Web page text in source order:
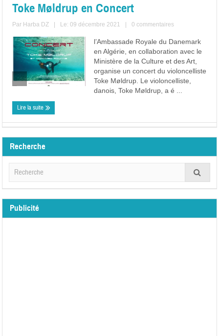
Toke Møldrup en Concert
Par Harba DZ Le: 09 décembre 2021 0 commentaires
l’Ambassade Royale du Danemark
en Algérie, en collaboration avec le
Ministère de la Culture et des Art,
organise un concert du violoncelliste
Toke Møldrup. Le violoncelliste,
danois, Toke Møldrup, a é ...
Lire la suite
Recherche
Publicité